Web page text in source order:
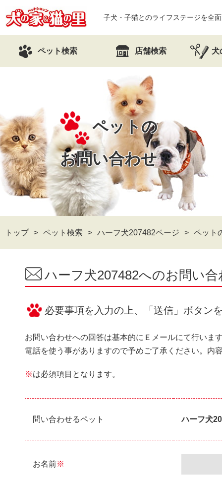
子犬・子猫とのライフステージを全
ペット検索 店舗検索 犬
ペットの
お問い合わせ
トップ ペット検索 ハーフ犬207482ページ ペット
ハーフ犬207482へのお問い
必要事項を入力の上、「送信」ボタン
お問い合わせへの回答は基本的にＥメールにて行いま
電話を使う事がありますので予めご了承ください。内
※は必須項目となります。
問い合わせるペット ハーフ犬
お名前※